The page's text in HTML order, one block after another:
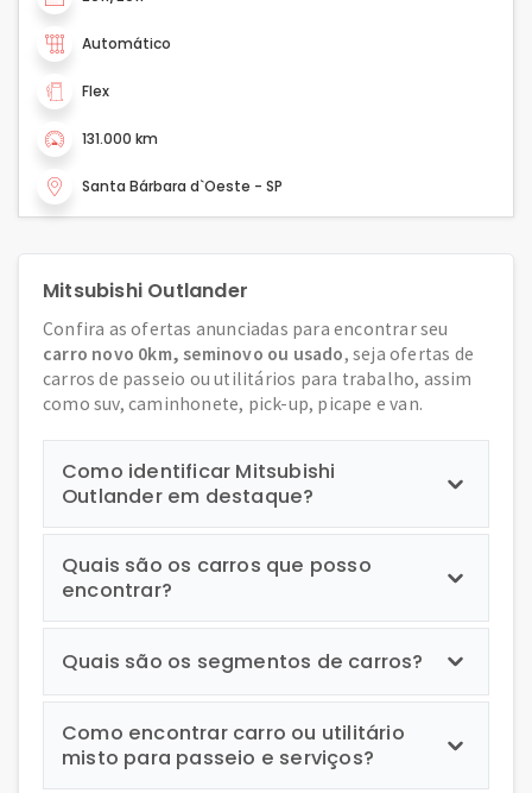
Automático
Flex
131.000 km
Santa Bárbara d`Oeste - SP
Mitsubishi Outlander
Confira as ofertas anunciadas para encontrar seu
carro novo 0km, seminovo ou usado, seja ofertas de
carros de passeio ou utilitários para trabalho, assim
como suv, caminhonete, pick-up, picape e van.
Como identificar Mitsubishi
Outlander em destaque?
Quais são os carros que posso
encontrar?
Quais são os segmentos de carros?
Como encontrar carro ou utilitário
misto para passeio e serviços?